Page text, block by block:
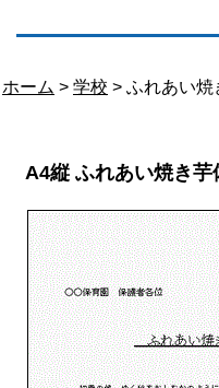
ホーム > 学校 > ふれあい焼
A4縦 ふれあい焼き芋